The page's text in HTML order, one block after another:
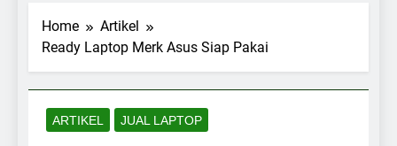
Home
Artikel
Ready Laptop Merk Asus Siap Pakai
ARTIKEL JUAL LAPTOP